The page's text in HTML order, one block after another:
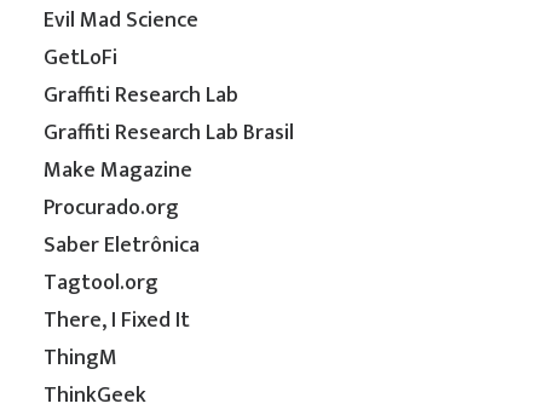
Evil Mad Science
GetLoFi
Graffiti Research Lab
Graffiti Research Lab Brasil
Make Magazine
Procurado.org
Saber Eletrônica
Tagtool.org
There, I Fixed It
ThingM
ThinkGeek